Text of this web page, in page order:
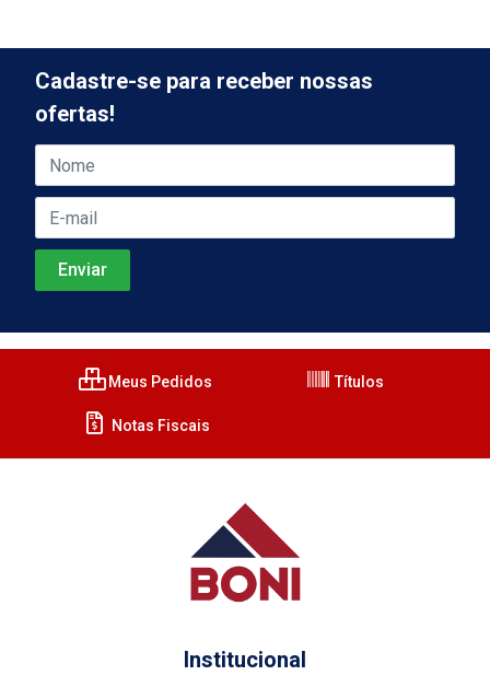
Cadastre-se para receber nossas
ofertas!
Meus Pedidos Títulos
Notas Fiscais
Institucional